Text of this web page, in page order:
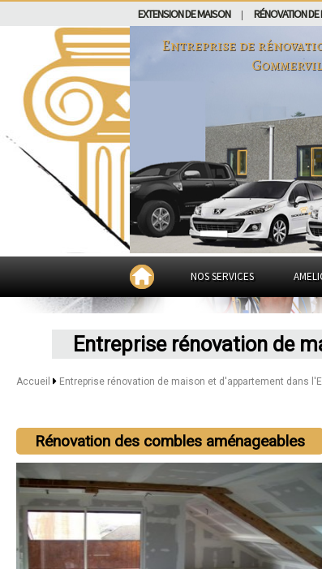
EXTENSION DE MAISON RÉNOVATION
Entreprise de
NOS SERVICES
Entreprise rénovation de
Accueil Entreprise rénovation de maison et d'appartement dans
Rénovation des combles aménageables